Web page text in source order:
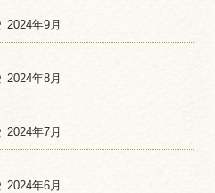
2024年9月
2024年8月
2024年7月
2024年6月